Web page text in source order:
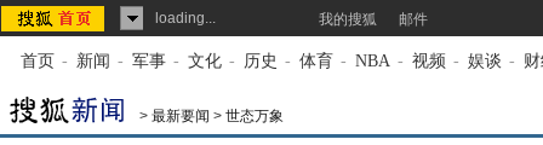
loading... 我的搜狐 邮件
首页 - 新闻 - 军事 - 文化 - 历史 - 体育 - NBA - 视频 - 娱谈 -
> 最新要闻 > 世态万象